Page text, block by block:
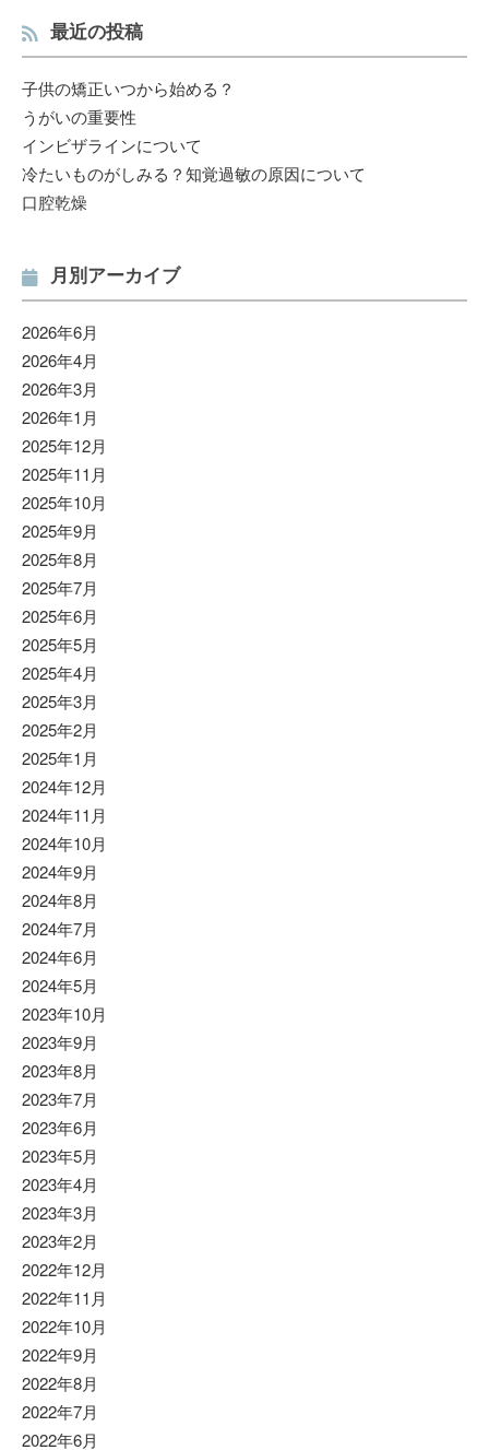
最近の投稿
子供の矯正いつから始める？
うがいの重要性
インビザラインについて
冷たいものがしみる？知覚過敏の原因について
口腔乾燥
月別アーカイブ
2026年6月
2026年4月
2026年3月
2026年1月
2025年12月
2025年11月
2025年10月
2025年9月
2025年8月
2025年7月
2025年6月
2025年5月
2025年4月
2025年3月
2025年2月
2025年1月
2024年12月
2024年11月
2024年10月
2024年9月
2024年8月
2024年7月
2024年6月
2024年5月
2023年10月
2023年9月
2023年8月
2023年7月
2023年6月
2023年5月
2023年4月
2023年3月
2023年2月
2022年12月
2022年11月
2022年10月
2022年9月
2022年8月
2022年7月
2022年6月